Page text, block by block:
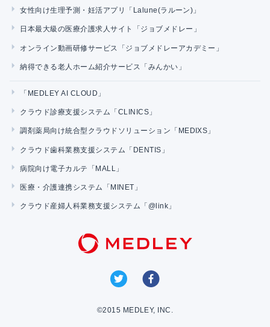
女性向け生理予測・妊活アプリ「Lalune(ラルーン)」
日本最大級の医療介護求人サイト「ジョブメドレー」
オンライン動画研修サービス「ジョブメドレーアカデミー」
納得できる老人ホーム紹介サービス「みんかい」
「MEDLEY AI CLOUD」
クラウド診療支援システム「CLINICS」
調剤薬局向け統合型クラウドソリューション「MEDIXS」
クラウド歯科業務支援システム「DENTIS」
病院向け電子カルテ「MALL」
医療・介護連携システム「MINET」
クラウド産婦人科業務支援システム「@link」
©2015 MEDLEY, INC.